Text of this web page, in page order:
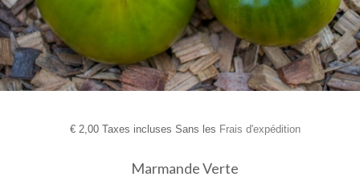
€2,00 Taxes incluses Sans les Frais d'expédition
Marmande Verte